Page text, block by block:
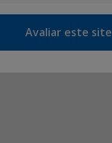
Avaliar este site